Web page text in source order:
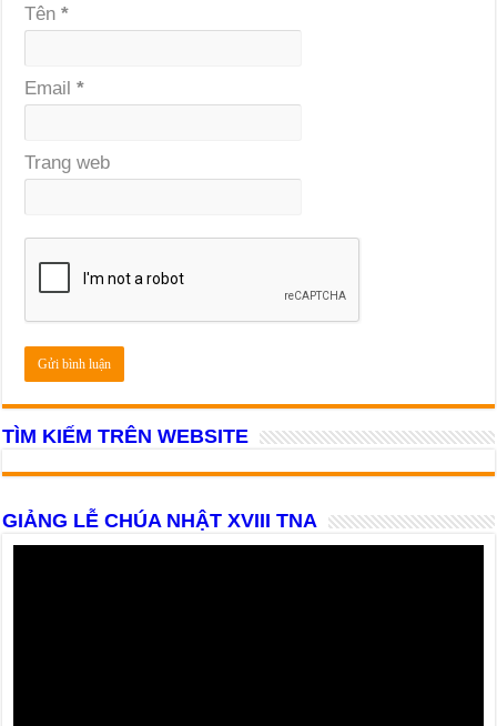
Tên*
Email*
Trang web
TÌM KIẾM TRÊN WEBSITE
GIẢNG LỄ CHÚA NHẬT XVIII TNA